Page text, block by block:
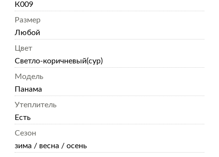
К009
Размер
Любой
Цвет
Светло-коричневый(сур)
Модель
Панама
Утеплитель
Есть
Сезон
зима / весна / осень